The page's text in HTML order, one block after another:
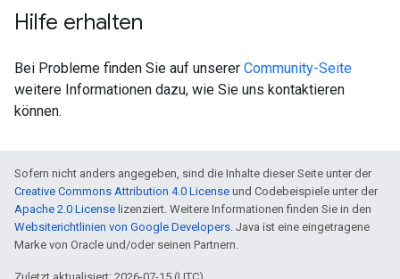
Hilfe erhalten
Bei Probleme finden Sie auf unserer Community-Seite
weitere Informationen dazu, wie Sie uns kontaktieren
können.
Sofern nicht anders angegeben, sind die Inhalte dieser Seite unter der
Creative Commons Attribution 4.0 License und Codebeispiele unter der
Apache 2.0 License lizenziert. Weitere Informationen finden Sie in den
Websiterichtlinien von Google Developers. Java ist eine eingetragene
Marke von Oracle und/oder seinen Partnern.